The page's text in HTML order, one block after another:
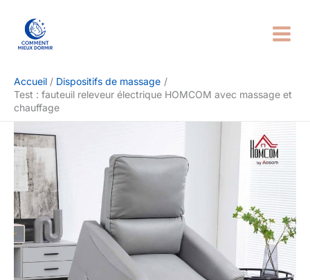
contenu
Accueil
Dispositifs de massage
Test : fauteuil releveur électrique HOMCOM avec massage et
chauffage